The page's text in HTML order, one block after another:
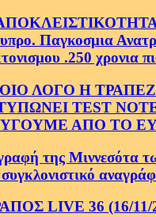
Παγκοσμια
.250 χρονια
ΛΟΓΟ Η
TEST
ΑΠΟ ΤΟ
της Μιννεσότα
LIVE 36 (16/11/